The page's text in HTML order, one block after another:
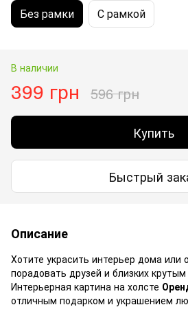
Без рамки С рамкой
В наличии
399 грн 596 грн
Купить
Быстрый
Описание
Хотите украсить интерьер дома или
порадовать друзей и близких
Интерьерная картина на холсте
отличным подарком и украшением